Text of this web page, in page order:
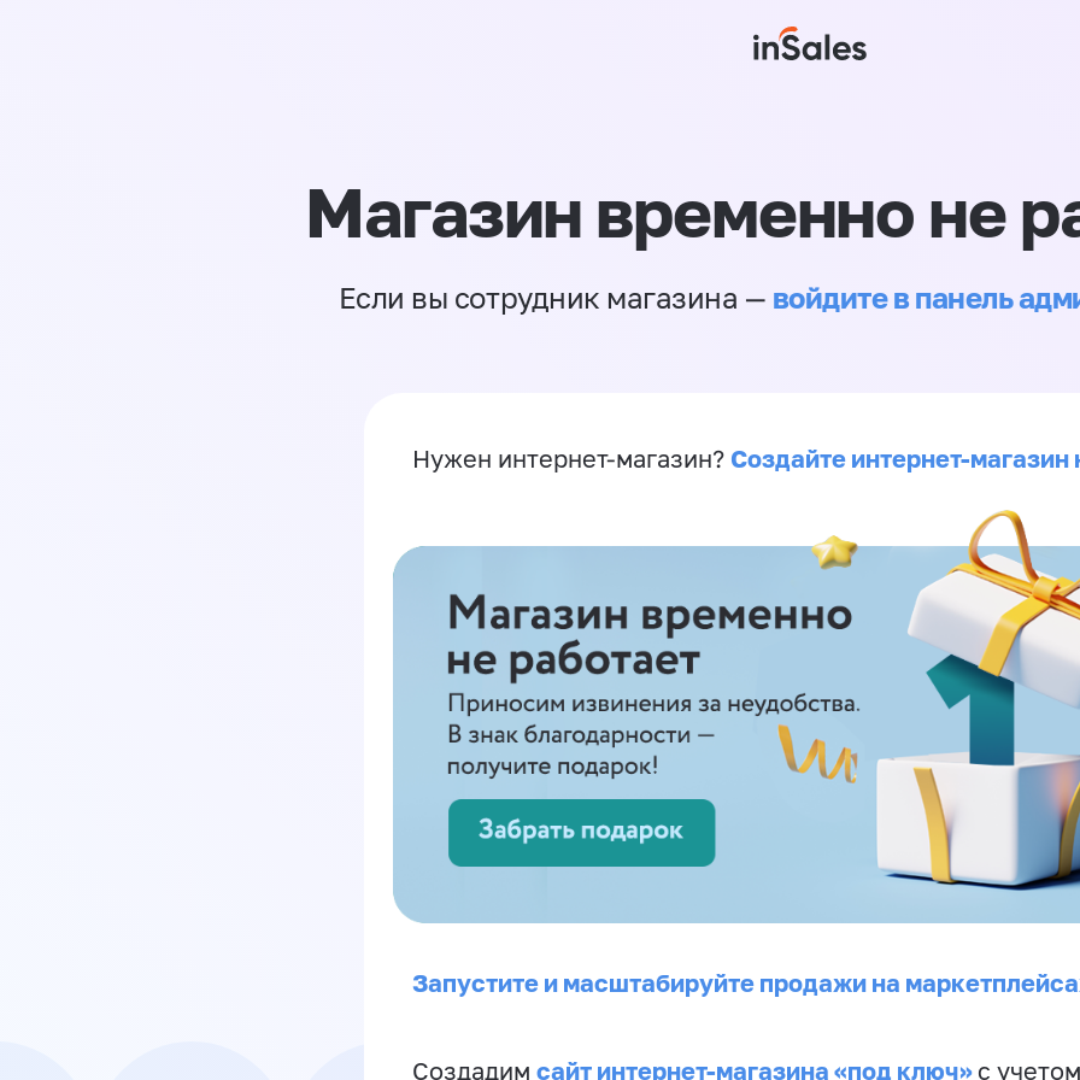
Магазин временно не
Если вы сотрудник магазина — войдите в панель
Нужен интернет-магазин? Создайте интернет-магазин
Запустите и масштабируйте продажи на
Создадим сайт интернет-магазина «под ключ» с учетом